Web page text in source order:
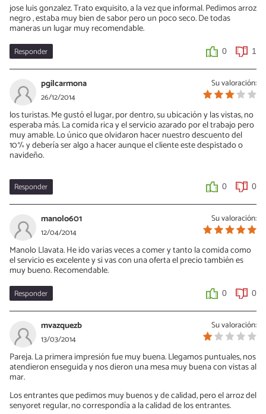
jose luis gonzalez. Trato exquisito, a la vez que informal. Pedimos arroz
negro , estaba muy bien de sabor pero un poco seco. De todas
maneras un lugar muy recomendable.
Responder 0 1
Su valoración:
pgilcarmona
26/12/2014
los turistas. Me gustó el lugar, por dentro, su ubicación y las vistas, no
esperaba más. La comida rica y el servicio azarado por el trabajo pero
muy amable. Lo único que olvidaron hacer nuestro descuento del
10% y debería ser algo a hacer aunque el cliente este despistado o
navideño.
Responder 0 0
Su valoración:
manolo601
12/04/2014
Manolo Llavata. He ido varias veces a comer y tanto la comida como
el servicio es excelente y si vas con una oferta el precio también es
muy bueno. Recomendable.
Responder 0 0
Su valoración:
mvazquezb
13/03/2014
Pareja. La primera impresión fue muy buena. Llegamos puntuales, nos
atendieron enseguida y nos dieron una mesa muy buena con vistas al
mar.
Los entrantes que pedimos muy buenos y de calidad, pero el arroz del
senyoret regular, no correspondía a la calidad de los entrantes.